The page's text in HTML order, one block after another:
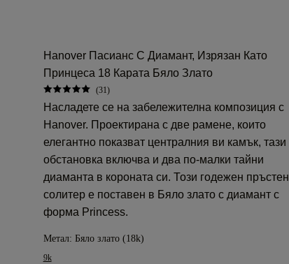
Hanover Пасианс С Диамант, Изрязан Като
Принцеса 18 Карата Бяло Злато
(31)
Насладете се на забележителна композиция с
Hanover. Проектирана с две рамене, които
елегантно показват централния ви камък, тази
обстановка включва и два по-малки тайни
диаманта в короната си. Този годежен пръстен
солитер е поставен в Бяло злато с диамант с
форма Princess.
Метал: Бяло злато (18k)
9k